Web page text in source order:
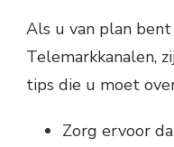
Als u van plan
Telemarkkanalen,
tips die u moet
Zorg ervoor